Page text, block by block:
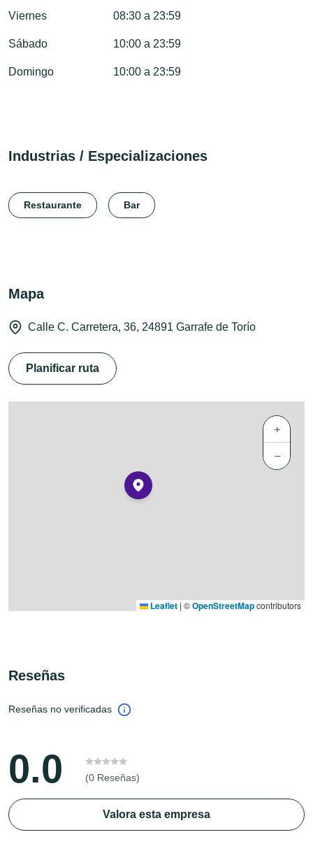
Viernes 08:30 a 23:59
Sábado 10:00 a 23:59
Domingo 10:00 a 23:59
Industrias / Especializaciones
Restaurante Bar
Mapa
Calle C. Carretera, 36, 24891 Garrafe de Torío
Planificar ruta
+
−
Leaflet | ©OpenStreetMapcontributors
Reseñas
Reseñas no verificadas
0.0 (0 Reseñas)
Valora esta empresa